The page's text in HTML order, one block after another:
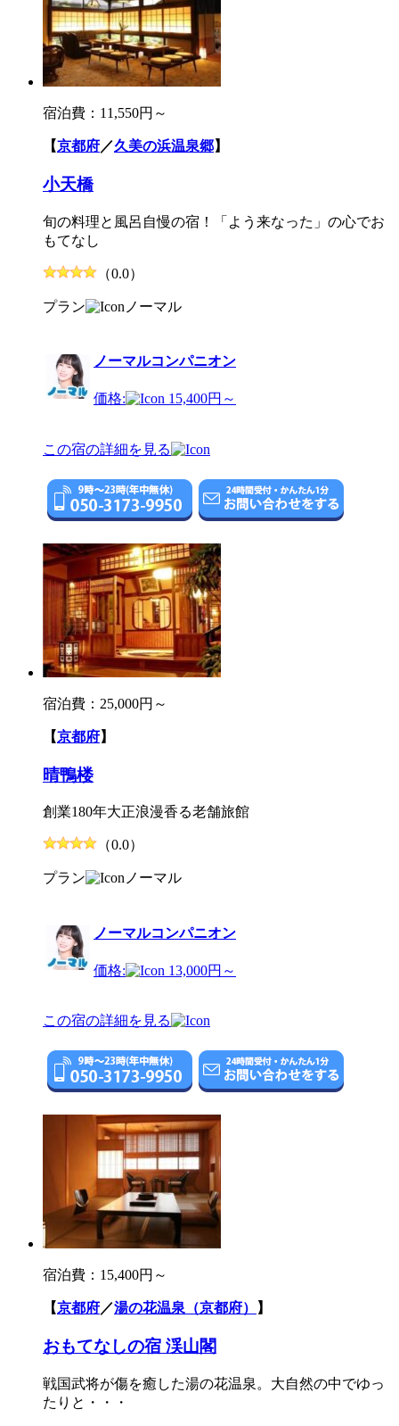
宿泊費： 11,550円～
【京都府／久美の浜温泉郷】
小天橋
旬の料理と風呂自慢の宿！「よう来なった」の心でお
もてなし
（0.0）
プラン ノーマル
ノーマルコンパニオン
価格: 15,400円～
この宿の詳細を見る
宿泊費： 25,000円～
【京都府】
晴鴨楼
創業180年大正浪漫香る老舗旅館
（0.0）
プラン ノーマル
ノーマルコンパニオン
価格: 13,000円～
この宿の詳細を見る
宿泊費： 15,400円～
【京都府／湯の花温泉（京都府） 】
おもてなしの宿 渓山閣
戦国武将が傷を癒した湯の花温泉。大自然の中でゆっ
たりと・・・